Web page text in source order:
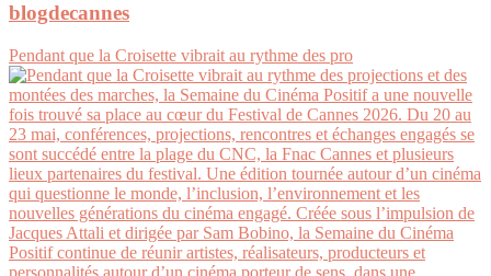
blogdecannes
Pendant que la Croisette vibrait au rythme des pro